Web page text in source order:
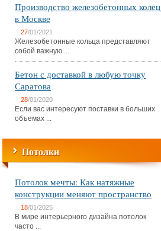
Производство железобетонных колец
в Москве
27/01/2021
Железобетонные кольца представляют
собой важную ...
Бетон с доставкой в любую точку
Саратова
28/01/2020
Если вас интересуют поставки в больших
объемах ...
Потолки
Потолок мечты: Как натяжные
конструкции меняют пространство
18/01/2025
В мире интерьерного дизайна потолок
часто ...